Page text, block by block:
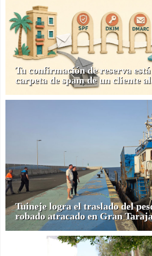
Tu confirmación de reserva
carpeta de spam de un cliente
Tuineje logra el traslado del
robado atracado en Gran